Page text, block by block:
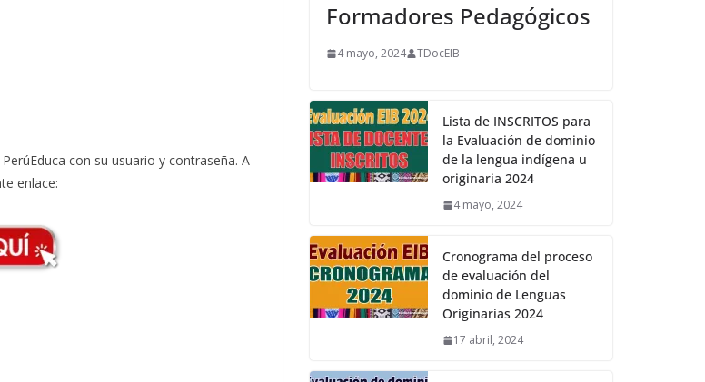
con su usuario y contraseña. A
enlace:
Formadores Pedagógicos
4 mayo, 2024 TDocEIB
Lista de INSCRITOS para
la Evaluación de dominio
de la lengua indígena u
originaria 2024
4 mayo, 2024
Cronograma del proceso
de evaluación del
dominio de Lenguas
Originarias 2024
17 abril, 2024